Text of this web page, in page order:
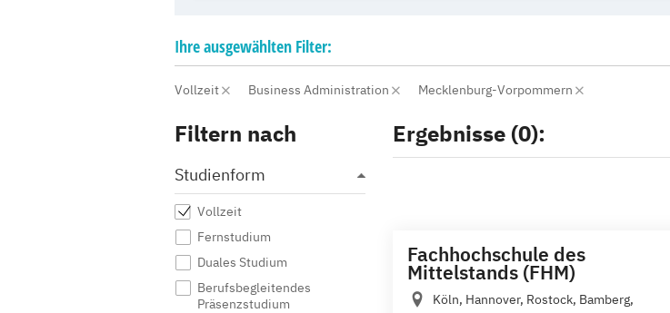
Ihreausgewählten Filter:
Vollzeit Business Administration Mecklenburg-Vorpommern
Filtern nach
Studienform
Vollzeit
Fernstudium
Duales Studium
Berufsbegleitendes
Präsenzstudium
Ergebnisse (0):
Fachhochschule des
Mittelstands (FHM)
Köln, Hannover, Rostock, Bamberg,